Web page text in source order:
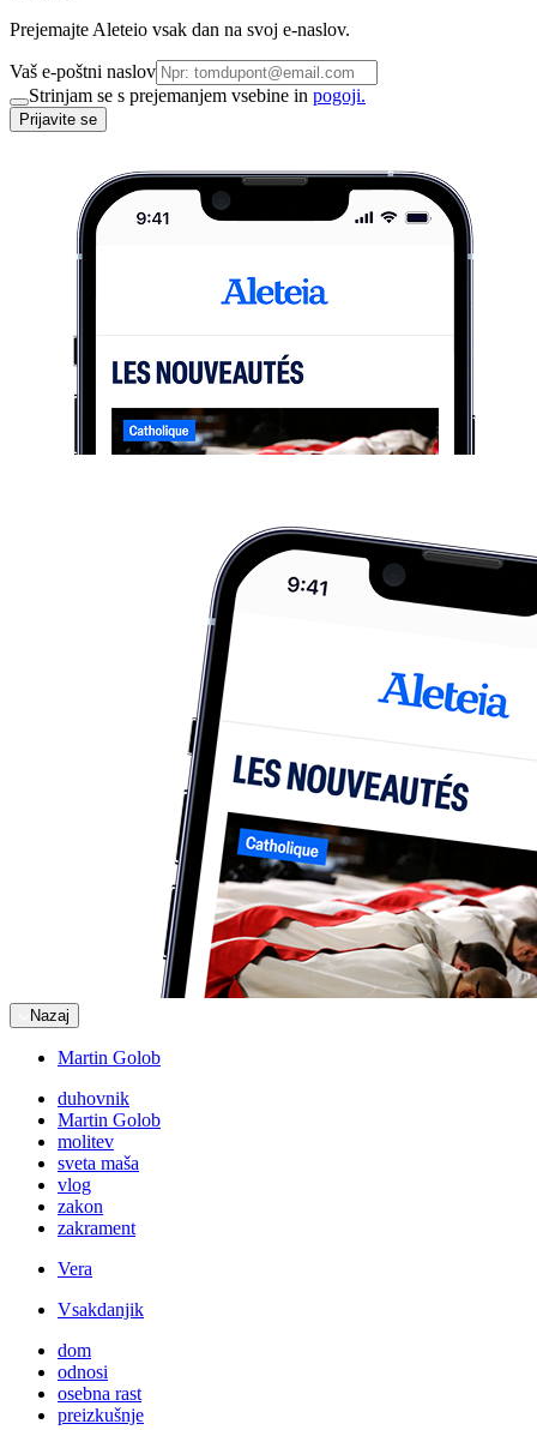
Prejemajte Aleteio vsak dan na svoj e-naslov.
Vaš e-poštni naslov
Strinjam se s prejemanjem vsebine in pogoji.
Prijavite se
Nazaj
Martin Golob
duhovnik
Martin Golob
molitev
sveta maša
vlog
zakon
zakrament
Vera
Vsakdanjik
dom
odnosi
osebna rast
preizkušnje